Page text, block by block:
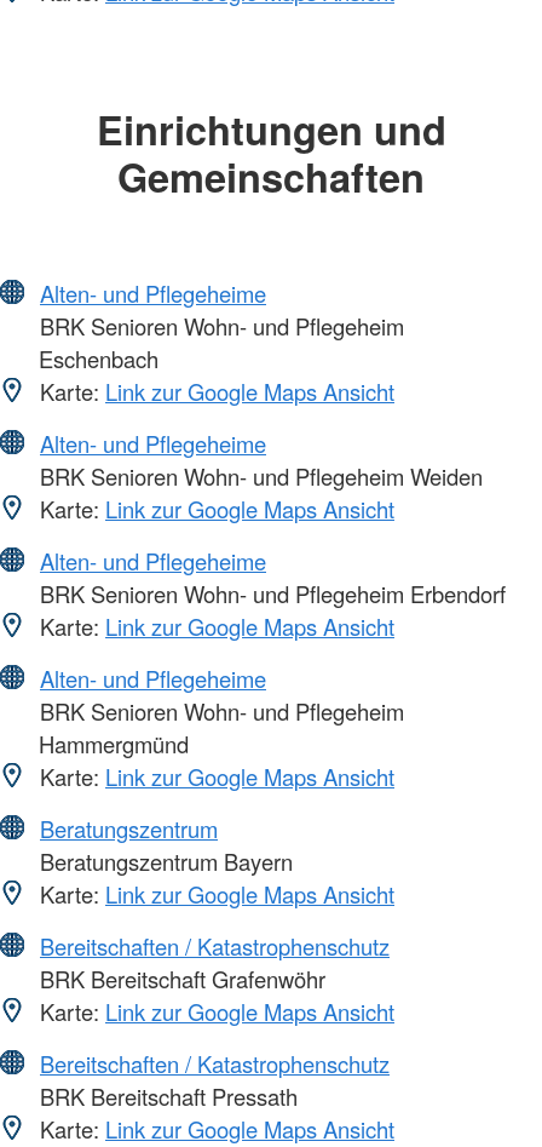
Einrichtungen und
Gemeinschaften
Alten- und Pflegeheime
BRK Senioren Wohn- und Pflegeheim
Eschenbach
Karte: Link zur Google Maps Ansicht
Alten- und Pflegeheime
BRK Senioren Wohn- und Pflegeheim Weiden
Karte: Link zur Google Maps Ansicht
Alten- und Pflegeheime
BRK Senioren Wohn- und Pflegeheim Erbendorf
Karte: Link zur Google Maps Ansicht
Alten- und Pflegeheime
BRK Senioren Wohn- und Pflegeheim
Hammergmünd
Karte: Link zur Google Maps Ansicht
Beratungszentrum
Beratungszentrum Bayern
Karte: Link zur Google Maps Ansicht
Bereitschaften / Katastrophenschutz
BRK Bereitschaft Grafenwöhr
Karte: Link zur Google Maps Ansicht
Bereitschaften / Katastrophenschutz
BRK Bereitschaft Pressath
Karte: Link zur Google Maps Ansicht